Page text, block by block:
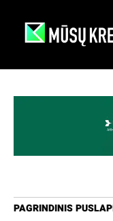
PAGRINDINIS